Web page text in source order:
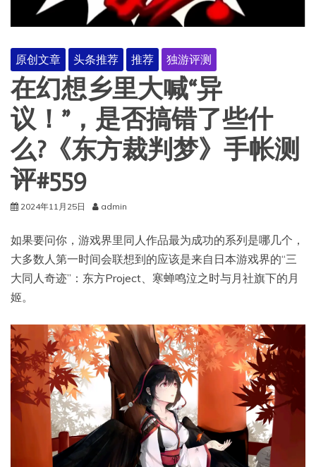
原创文章 头条推荐 推荐 独游评测
在幻想乡里大喊“异
议！”，是否搞错了些什
么?《东方裁判梦》手帐测
评#559
2024年11月25日 admin
如果要问你，游戏界里同人作品最为成功的系列是哪几个，
大多数人第一时间会联想到的应该是来自日本游戏界的“三
大同人奇迹”：东方Project、寒蝉鸣泣之时与月社旗下的月
姬。